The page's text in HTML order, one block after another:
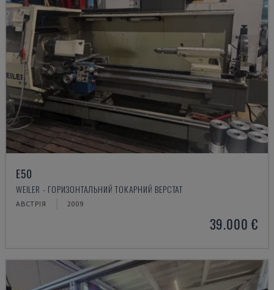
E50
WEILER - ГОРИЗОНТАЛЬНИЙ ТОКАРНИЙ ВЕРСТАТ
АВСТРІЯ 2009
39.000 €